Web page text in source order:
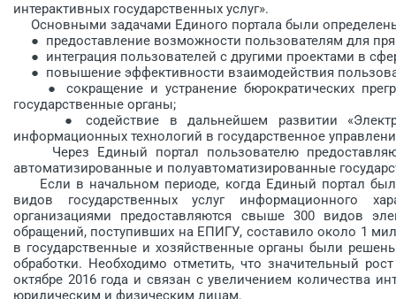
интерактивных государственных услуг».
Основными задачами Единого портала были
● предоставление возможности пользователям для
● интеграция пользователей с другими проектами в
● повышение эффективности вза­имодействия
● сокращение и устранение бюрократических
государственные органы;
● содействие в дальнейшем развитии
информационных технологий в государственное
Через Единый портал пользователю
автоматизированные и полуавтоматизированные
Если в начальном периоде, когда Единый портал был
видов государственных услуг информационного
организациями предоставляются свыше 300 видов
обращений, поступивших на ЕПИГУ, составило около 1
в государственные и хозяйственные органы были
обработки. Необходимо отметить, что значительный
октябре 2016 года и связан с увеличением количества
юридическим и физическим лицам.